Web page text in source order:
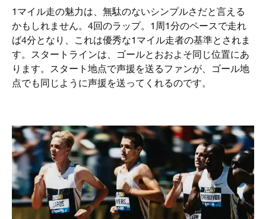
1マイル走の魅力は、無駄のないシンプルさだと言える
かもしれません。4回のラップ。1周1分のペースで走れ
ば4分となり、これは優秀な1マイル走者の基準とされま
す。スタートラインは、ゴールとおおよそ同じ位置にあ
ります。スタート地点で声援を送るファンが、ゴール地
点でも同じように声援を送ってくれるのです。